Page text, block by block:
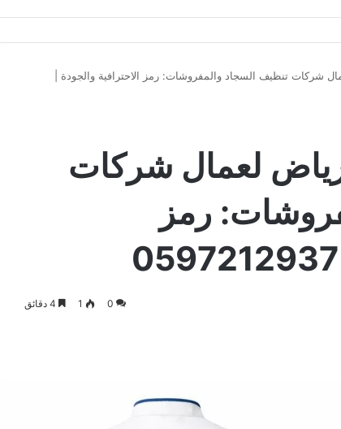
شركات تنظيف السجاد والمفروشات: رمز الاحترافية والجودة |
لعمال شركات
رمز
0
1